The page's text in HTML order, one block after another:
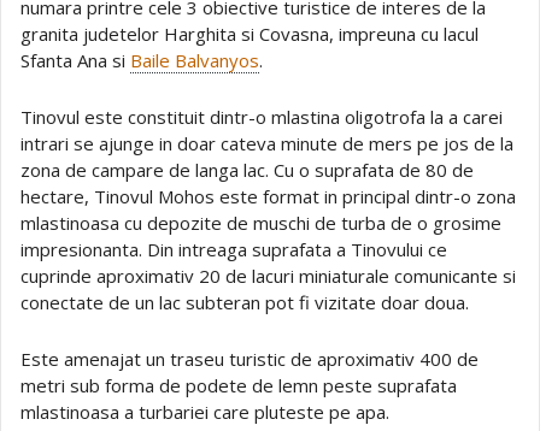
numara printre cele 3 obiective turistice de interes de la
granita judetelor Harghita si Covasna, impreuna cu lacul
Sfanta Ana si Baile Balvanyos.
Tinovul este constituit dintr-o mlastina oligotrofa la a carei
intrari se ajunge in doar cateva minute de mers pe jos de la
zona de campare de langa lac. Cu o suprafata de 80 de
hectare, Tinovul Mohos este format in principal dintr-o zona
mlastinoasa cu depozite de muschi de turba de o grosime
impresionanta. Din intreaga suprafata a Tinovului ce
cuprinde aproximativ 20 de lacuri miniaturale comunicante si
conectate de un lac subteran pot fi vizitate doar doua.
Este amenajat un traseu turistic de aproximativ 400 de
metri sub forma de podete de lemn peste suprafata
mlastinoasa a turbariei care pluteste pe apa.